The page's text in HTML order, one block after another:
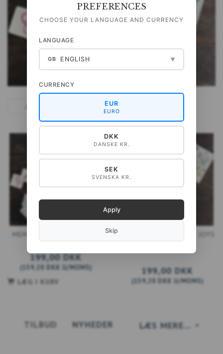
MEMO SPIL – BEACH FUN
199,00 DKK
159,20 DKK U/MOMS
LÆG I KURV
- UDSOLGT
199,00 DKK
( 159,20 DKK U/MOMS)
LÆS MERE...
TILBUD NYHEDER
PREFERENCES
CHOOSE YOUR LANGUAGE AND CURRENCY
LANGUAGE
GB ENGLISH ▼
CURRENCY
EUR
EURO
DKK
DANSKE KR.
SEK
SVENSKA KR.
Apply
Skip